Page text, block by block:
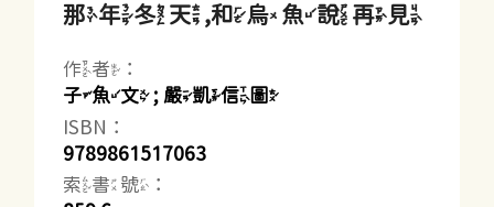
那年冬天,和烏魚說再見
作者：
子魚文 ; 嚴凱信圖
ISBN：
9789861517063
索書號：